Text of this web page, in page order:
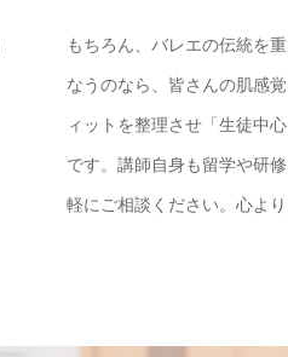
もちろん、バレエの伝統を
なうのなら、皆さんの肌感
ィットを整理させ「生徒中
です。講師自身も留学や研
軽にご相談ください。心よ